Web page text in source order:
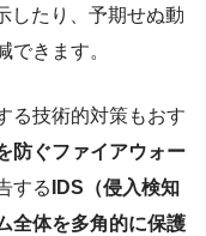
したり、予期せぬ動
できます。
る技術的対策もおす
防ぐファイアウォー
する IDS（侵入検知
全体を多角的に保護